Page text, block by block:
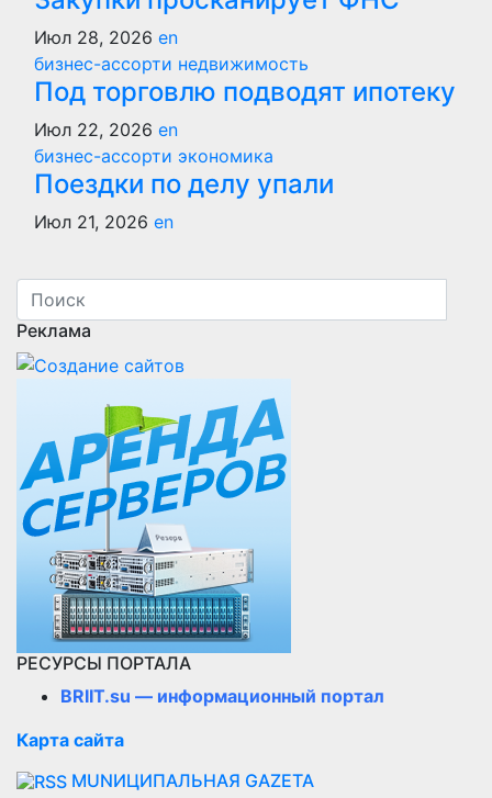
Июл 28, 2026 en
бизнес-ассорти недвижимость
Под торговлю подводят ипотеку
Июл 22, 2026 en
бизнес-ассорти экономика
Поездки по делу упали
Июл 21, 2026 en
Реклама
РЕСУРСЫ ПОРТАЛА
BRIIT.su — информационный портал
Карта сайта
MUNИЦИПАЛЬНАЯ GAZЕТА